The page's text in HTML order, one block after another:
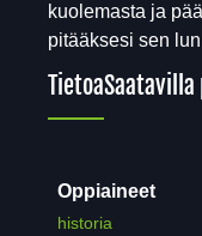
kuolemasta ja
pitääksesi sen
Tietoa
Oppiaineet
historia